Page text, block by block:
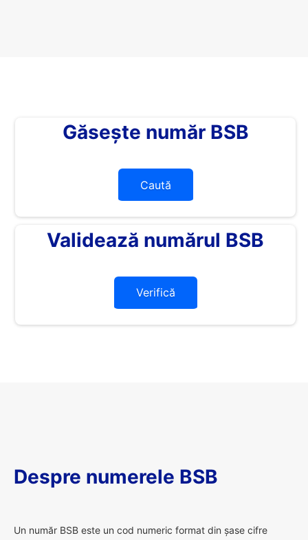
Găsește număr BSB
Caută
Validează numărul BSB
Verifică
Despre numerele BSB
Un număr BSB este un cod numeric format din șase cifre